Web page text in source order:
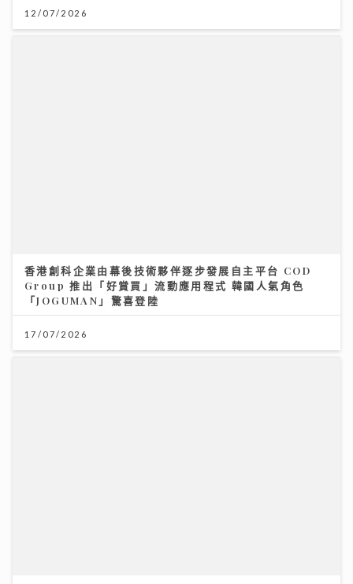
12/07/2026
香港創科企業由幕後技術夥伴逐步發展自主平台 COD
Group 推出「好賞買」流動應用程式 韓國人氣角色
「JOGUMAN」驚喜登陸
17/07/2026